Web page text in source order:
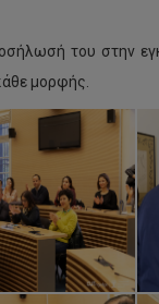
του στην
μορφής.